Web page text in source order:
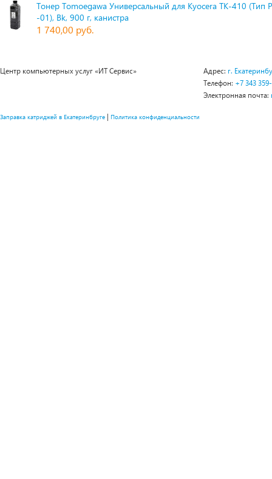
Тонер Tomoegawa Универсальный для Kyocera TK-410 (Тип
-01), Bk, 900 г, канистра
1 740,00 руб.
Центр компьютерных услуг «ИТ Сервис» Адрес: г.
Телефон: +7 343
Электронная почта:
Заправка катриджей в Екатеринбруге | Политика конфиденциальности